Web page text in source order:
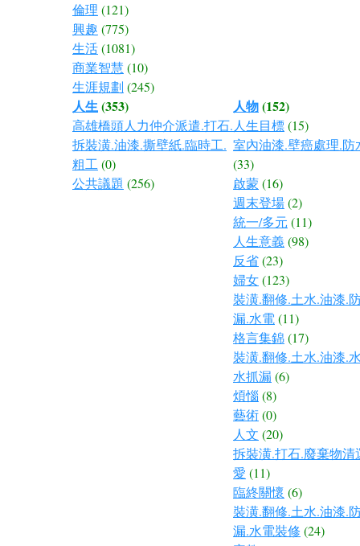
倫理 (121)
興趣 (775)
生活(1081)
商業智慧 (10)
生涯規劃 (245)
人生(353)
高雄橋頭人力仲介派遣.打石.
拆裝潢.油漆.撕壁紙.臨時工.
粗工(0)
公共議題 (256)
人物(152)
人生目標(15)
室內油漆.壁癌處理.防
(33)
啟蒙(16)
週末登場(2)
統一/多元 (11)
人生意義(98)
反省(23)
婦女(123)
裝潢.翻修.土水.油漆.
漏.水電(11)
格言集錦(17)
裝潢.翻修.土水.油漆.
水抓漏(6)
煩惱 (8)
藝術(0)
人文 (20)
拆裝潢.打石.廢棄物清
愛 (11)
臨終關懷 (6)
裝潢.翻修.土水.油漆.
漏.水電裝修 (24)